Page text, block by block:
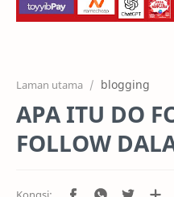
Laman utama blogging
APA ITU DO
FOLLOW